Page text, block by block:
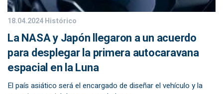
18.04.2024Histórico
La NASA y Japón llegaron a un acuerdo
para desplegar la primera autocaravana
espacial en la Luna
El país asiático será el encargado de diseñar el vehículo y la